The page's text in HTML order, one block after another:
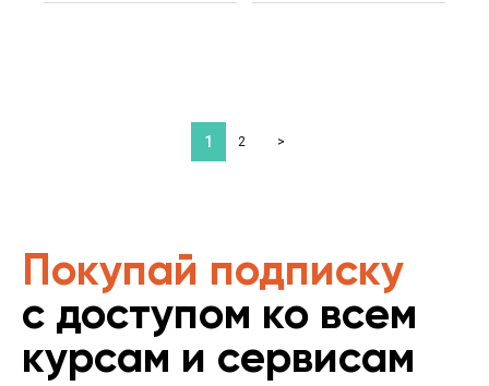
1 2 >
Покупай подписку
с доступом ко всем
курсам и сервисам